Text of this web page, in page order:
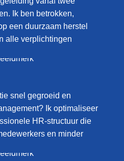
Ik ben betrokken,
een duurzaam herstel
alle verplichtingen
snel gegroeid en
Ik optimaliseer
HR-structuur die
en minder